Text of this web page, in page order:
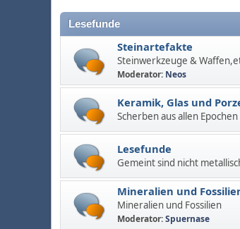
Lesefunde
Steinartefakte
Steinwerkzeuge &
Moderator: Neos
Keramik, Glas und
Scherben aus allen Epochen
Lesefunde
Gemeint sind nicht
Mineralien und
Mineralien und Fossilien
Moderator:Spuernase